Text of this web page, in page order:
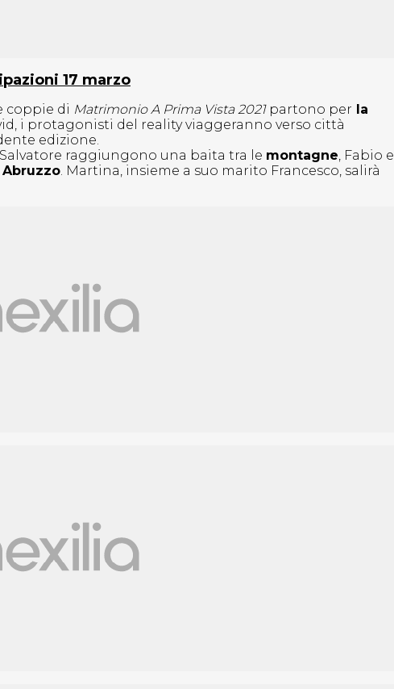
17 marzo
coppie di Matrimonio A Prima Vista 2021 partono per la
i protagonisti del reality viaggeranno verso città
edizione.
raggiungono una baita tra le montagne, Fabio e
Abruzzo. Martina, insieme a suo marito Francesco, salirà